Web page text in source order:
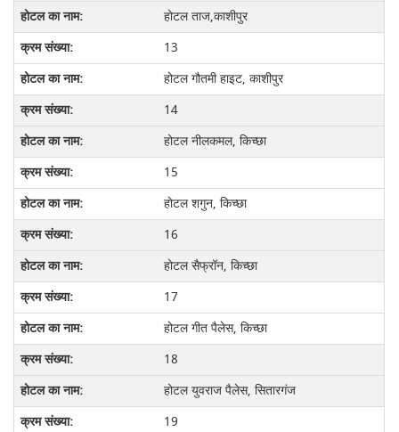
होटल ताज,काशीपुर
13
होटल गौतमी हाइट, काशीपुर
14
होटल नीलकमल, किच्छा
15
होटल शगुन, किच्छा
16
होटल सैफ्रॉन, किच्छा
17
होटल गीत पैलेस, किच्छा
18
होटल युवराज पैलेस, सितारगंज
19